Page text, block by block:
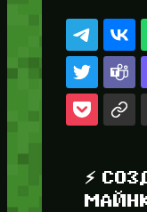
⚡